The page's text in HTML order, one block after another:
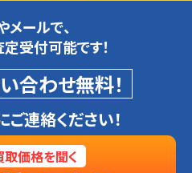
メールで、
受付可能です！
合わせ無料！
連絡ください！
取価格を聞く